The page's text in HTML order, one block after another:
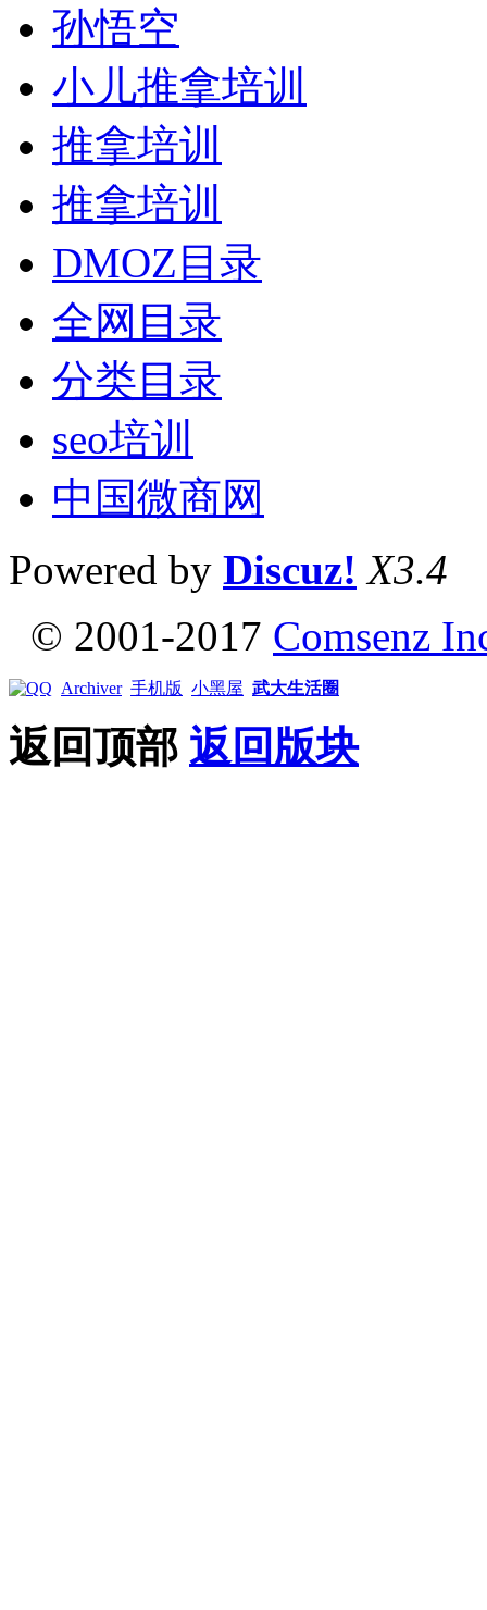
孙悟空
小儿推拿培训
推拿培训
推拿培训
DMOZ目录
全网目录
分类目录
seo培训
中国微商网
Powered by Discuz! X3.4
© 2001-2017 Comsenz
Archiver 手机版 小黑屋 武大生活圈
返回顶部 返回版块